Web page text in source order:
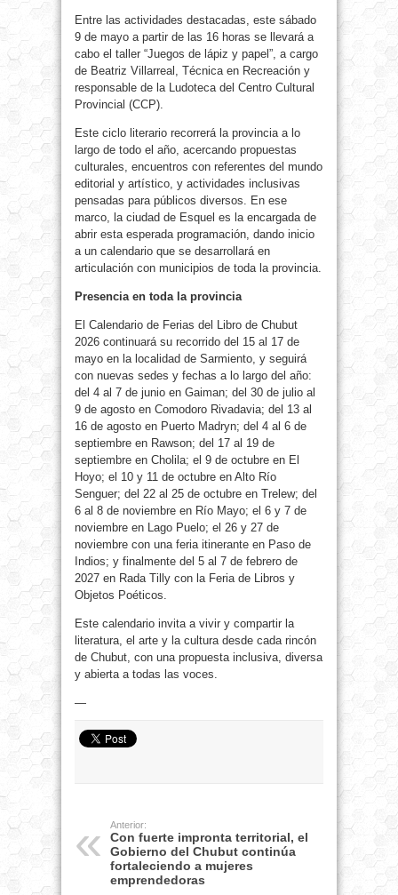
Entre las actividades destacadas, este sábado
9 de mayo a partir de las 16 horas se llevará a
cabo el taller “Juegos de lápiz y papel”, a cargo
de Beatriz Villarreal, Técnica en Recreación y
responsable de la Ludoteca del Centro Cultural
Provincial (CCP).
Este ciclo literario recorrerá la provincia a lo
largo de todo el año, acercando propuestas
culturales, encuentros con referentes del mundo
editorial y artístico, y actividades inclusivas
pensadas para públicos diversos. En ese
marco, la ciudad de Esquel es la encargada de
abrir esta esperada programación, dando inicio
a un calendario que se desarrollará en
articulación con municipios de toda la provincia.
Presencia en toda la provincia
El Calendario de Ferias del Libro de Chubut
2026 continuará su recorrido del 15 al 17 de
mayo en la localidad de Sarmiento, y seguirá
con nuevas sedes y fechas a lo largo del año:
del 4 al 7 de junio en Gaiman; del 30 de julio al
9 de agosto en Comodoro Rivadavia; del 13 al
16 de agosto en Puerto Madryn; del 4 al 6 de
septiembre en Rawson; del 17 al 19 de
septiembre en Cholila; el 9 de octubre en El
Hoyo; el 10 y 11 de octubre en Alto Río
Senguer; del 22 al 25 de octubre en Trelew; del
6 al 8 de noviembre en Río Mayo; el 6 y 7 de
noviembre en Lago Puelo; el 26 y 27 de
noviembre con una feria itinerante en Paso de
Indios; y finalmente del 5 al 7 de febrero de
2027 en Rada Tilly con la Feria de Libros y
Objetos Poéticos.
Este calendario invita a vivir y compartir la
literatura, el arte y la cultura desde cada rincón
de Chubut, con una propuesta inclusiva, diversa
y abierta a todas las voces.
—
Anterior:
Con fuerte impronta territorial, el
Gobierno del Chubut continúa
fortaleciendo a mujeres
emprendedoras